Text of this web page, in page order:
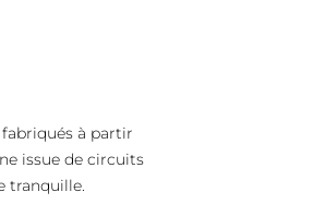
à partir
issue de circuits
tranquille.